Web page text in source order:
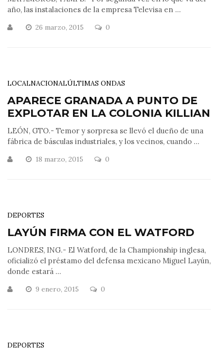
año, las instalaciones de la empresa Televisa en ...
26 marzo, 2015 0
LOCALNACIONALÚLTIMAS ONDAS
APARECE GRANADA A PUNTO DE
EXPLOTAR EN LA COLONIA KILLIAN
LEÓN, GTO.- Temor y sorpresa se llevó el dueño de una
fábrica de básculas industriales, y los vecinos, cuando ...
18 marzo, 2015 0
DEPORTES
LAYÚN FIRMA CON EL WATFORD
LONDRES, ING.- El Watford, de la Championship inglesa,
oficializó el préstamo del defensa mexicano Miguel Layún,
donde estará ...
9 enero, 2015 0
DEPORTES